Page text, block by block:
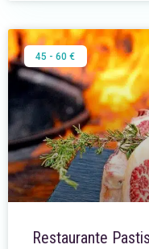
45 - 60 €
Restaurante